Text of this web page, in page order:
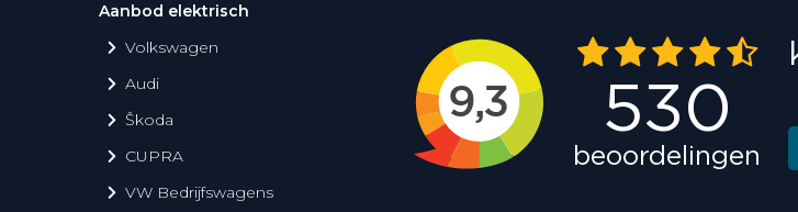
Aanbod elektrisch
Volkswagen
Audi
Škoda
CUPRA
VW Bedrijfswagens